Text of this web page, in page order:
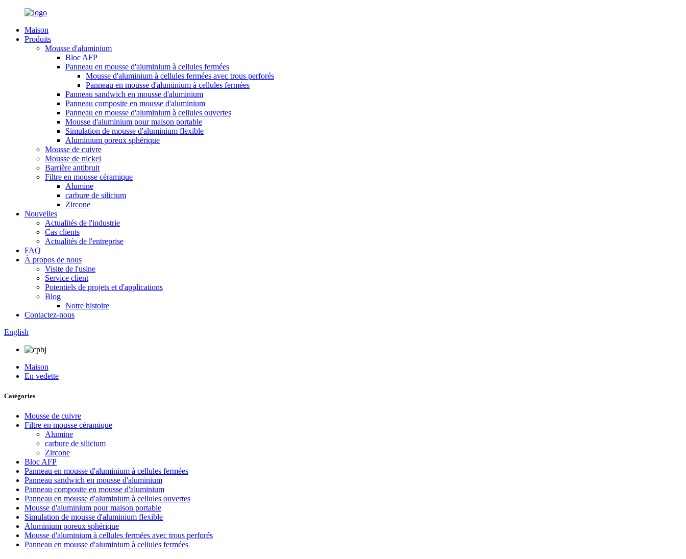
Maison
Produits
Mousse d'aluminium
Bloc AFP
Panneau en mousse d'aluminium à cellules fermées
Mousse d'aluminium à cellules fermées avec trous perforés
Panneau en mousse d'aluminium à cellules fermées
Panneau sandwich en mousse d'aluminium
Panneau composite en mousse d'aluminium
Panneau en mousse d'aluminium à cellules ouvertes
Mousse d'aluminium pour maison portable
Simulation de mousse d'aluminium flexible
Aluminium poreux sphérique
Mousse de cuivre
Mousse de nickel
Barrière antibruit
Filtre en mousse céramique
Alumine
carbure de silicium
Zircone
Nouvelles
Actualités de l'industrie
Cas clients
Actualités de l'entreprise
FAQ
À propos de nous
Visite de l'usine
Service client
Potentiels de projets et d'applications
Blog
Notre histoire
Contactez-nous
English
Maison
En vedette
Catégories
Mousse de cuivre
Filtre en mousse céramique
Alumine
carbure de silicium
Zircone
Bloc AFP
Panneau en mousse d'aluminium à cellules fermées
Panneau sandwich en mousse d'aluminium
Panneau composite en mousse d'aluminium
Panneau en mousse d'aluminium à cellules ouvertes
Mousse d'aluminium pour maison portable
Simulation de mousse d'aluminium flexible
Aluminium poreux sphérique
Mousse d'aluminium à cellules fermées avec trous perforés
Panneau en mousse d'aluminium à cellules fermées